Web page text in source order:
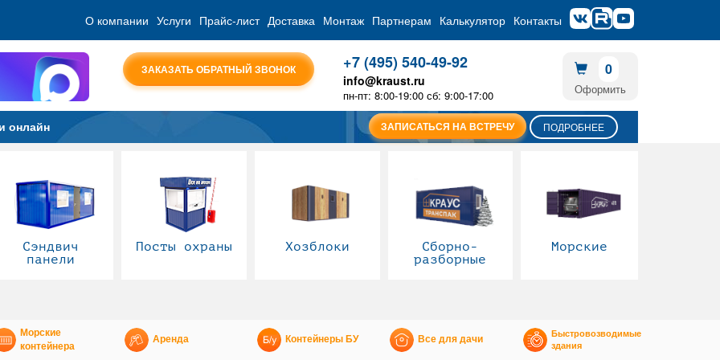
О компании Услуги Прайс-лист Доставка Монтаж Партнерам Калькулятор Контакты
ЗАКАЗАТЬ ОБРАТНЫЙ ЗВОНОК +7 (495) 540-49-92
info@kraust.ru
пн-пт: 8:00-19:00 сб: 9:00-17:00
0
Оформить
онлайн ЗАПИСАТЬСЯ НА ВСТРЕЧУ ПОДРОБНЕЕ
Сэндвич
панели
Посты охраны Хозблоки
Сборно-
разборные
Морские
Морские
контейнера
Аренда Контейнеры БУ Все для дачи
Быстровозводимые
здания